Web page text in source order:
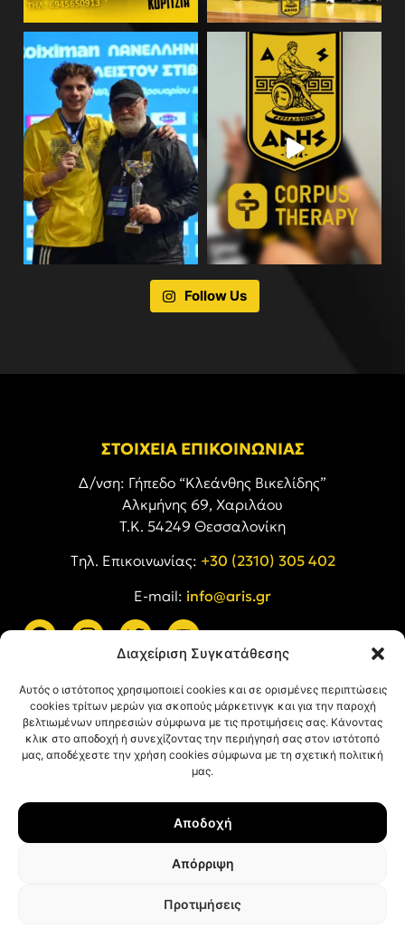
Διαχείριση Συγκατάθεσης
Αυτός ο ιστότοπος χρησιμοποιεί cookies και σε ορισμένες περιπτώσεις
cookies τρίτων μερών για σκοπούς μάρκετινγκ και για την παροχή
βελτιωμένων υπηρεσιών σύμφωνα με τις προτιμήσεις σας. Κάνοντας
κλικ στο αποδοχή ή συνεχίζοντας την περιήγησή σας στον ιστότοπό
μας, αποδέχεστε την χρήση cookies σύμφωνα με τη σχετική πολιτική
μας.
Αποδοχή
Απόρριψη
Προτιμήσεις
Follow Us
ΣΤΟΙΧΕΙΑ ΕΠΙΚΟΙΝΩΝΙΑΣ
Δ/νση: Γήπεδο “Κλεάνθης Βικελίδης”
Αλκμήνης 69, Χαριλάου
Τ.Κ. 54249 Θεσσαλονίκη
Tηλ. Επικοινωνίας: +30 (2310) 305 402
E-mail: info@aris.gr
Όροι Χρήσης
Πολιτική Cookies
© ΑΡΗΣ Α.Σ. All rights reserved.